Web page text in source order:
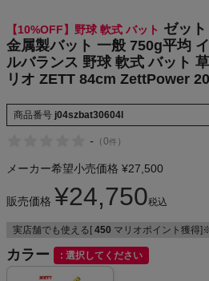
TT 84cm Ze
ttPower 20
26ss
NIKE
CHUMS
HOKA
もっと見る
メンズカジュアルウェア
【10%OFF】野球 軟式 バット ゼッ
金属製バット 一般 750g平均
ルバランス 野球 軟式 バット
リオ ZETT 84cm ZettPower
商品番号 j04szbat30604l
- （0件 ）
メーカー希望小売価格 ¥27,500
販売価格 ¥24,750税込
実店舗でも使える[ 450 マリオポイント獲得
カラー 選択してください